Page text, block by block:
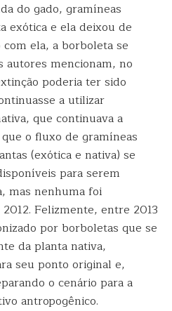
do gado, gramíneas
exótica e ela deixou de
ela, a borboleta se
autores mencionam, no
poderia ter sido
a utilizar
que continuava a
o fluxo de gramíneas
(exótica e nativa) se
para serem
mas nenhuma foi
Felizmente, entre 2013
por borboletas que se
da planta nativa,
seu ponto original e,
o cenário para a
antropogênico.